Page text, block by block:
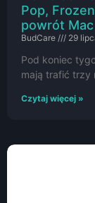
Pop,
powrót Mac
BudCare 29
Pod koniec
mają trafić trzy
Czytaj więcej »